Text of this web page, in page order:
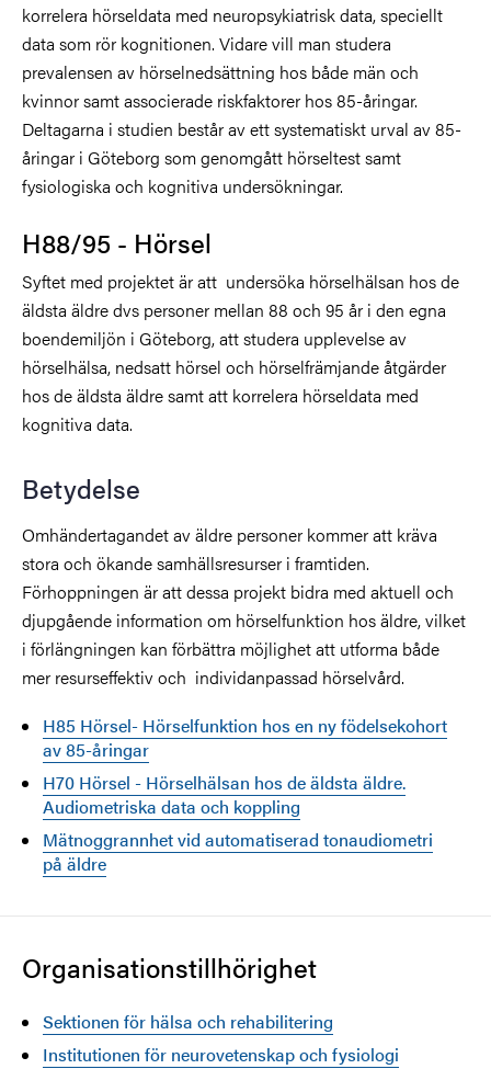
korrelera hörseldata med neuropsykiatrisk data, speciellt
data som rör kognitionen. Vidare vill man studera
prevalensen av hörselnedsättning hos både män och
kvinnor samt associerade riskfaktorer hos 85-åringar.
Deltagarna i studien består av ett systematiskt urval av 85-
åringar i Göteborg som genomgått hörseltest samt
fysiologiska och kognitiva undersökningar.
H88/95 - Hörsel
Syftet med projektet är att undersöka hörselhälsan hos de
äldsta äldre dvs personer mellan 88 och 95 år i den egna
boendemiljön i Göteborg, att studera upplevelse av
hörselhälsa, nedsatt hörsel och hörselfrämjande åtgärder
hos de äldsta äldre samt att korrelera hörseldata med
kognitiva data.
Betydelse
Omhändertagandet av äldre personer kommer att kräva
stora och ökande samhällsresurser i framtiden.
Förhoppningen är att dessa projekt bidra med aktuell och
djupgående information om hörselfunktion hos äldre, vilket
i förlängningen kan förbättra möjlighet att utforma både
mer resurseffektiv och individanpassad hörselvård.
H85 Hörsel- Hörselfunktion hos en ny födelsekohort
av 85-åringar
H70 Hörsel - Hörselhälsan hos de äldsta äldre.
Audiometriska data och koppling
Mätnoggrannhet vid automatiserad tonaudiometri
på äldre
Organisationstillhörighet
Sektionen för hälsa och rehabilitering
Institutionen för neurovetenskap och fysiologi